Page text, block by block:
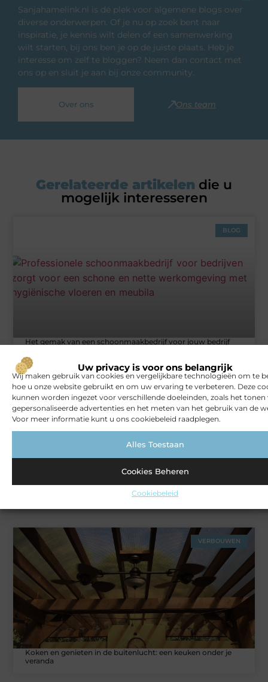
Uw privacy is voor ons belangrijk
Wij maken gebruik van cookies en vergelijkbare technologieën om te
hoe u onze website gebruikt en om uw ervaring te verbeteren. Deze
kunnen worden ingezet voor verschillende doeleinden, zoals het tonen
gepersonaliseerde advertenties en het meten van het gebruik van de
Voor meer informatie kunt u ons cookiebeleid raadplegen.
Alles Toestaan
Cookies Beheren
Cookiebeleid
Sanjahamelink.nl is dé plek voor algemene blogs over
diverse onderwerpen. Of je nu op zoek bent naar
inspiratie, je kennis wilt delen of een samenwerking
wilt starten, bij ons ben je op de juiste plaats. Heb je
interesse om zelf te bloggen? Neem dan contact met
ons op en sluit je aan bij onze community.
Over ons Ons team
Gerelateerde artikelen die u
mogelijk interesseren
BLOG
Het gemak van een schoonmaakbedrijf voor jouw bedrijf
ZAKELIJK
Rust en vertrouwen op elke locatie
VERBOUWEN
Koken en genieten in de buitenlucht: een keuken onder je
veranda